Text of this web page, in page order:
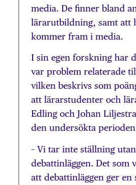
media. De finner bland
lärarutbildning, samt att
kommer fram i media.
I sin egen forskning har
var problem relaterade
vilken beskrivs som
att lärarstudenter och
Edling och Johan
den undersökta
– Vi tar inte ställning
debattinläggen. Det
att debattinläggen ger